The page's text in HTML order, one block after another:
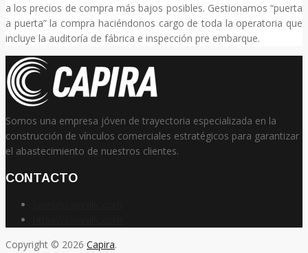
a los precios de compra más bajos posibles. Gestionamos “puerta
a puerta” la compra haciéndonos cargo de toda la operatoria que
incluye la auditoría de fábrica e inspección pre embarque.
Somos una empresa jóven de trayectoria especializada en la
construcción de vínculos comerciales estratégicos para garantizar
el abastecimiento de nuestros clientes.
CONTACTO
Copyright © 2026 Capira.